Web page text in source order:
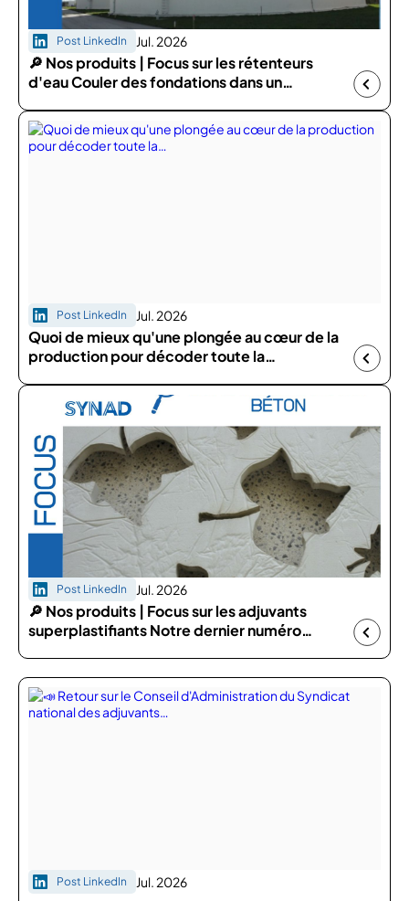
Post LinkedIn Jul. 2026
🔎 Nos produits | Focus sur les rétenteurs
d'eau Couler des fondations dans un…
Post LinkedIn Jul. 2026
Quoi de mieux qu'une plongée au cœur de la
production pour décoder toute la…
Post LinkedIn Jul. 2026
🔎 Nos produits | Focus sur les adjuvants
superplastifiants Notre dernier numéro…
Post LinkedIn Jul. 2026